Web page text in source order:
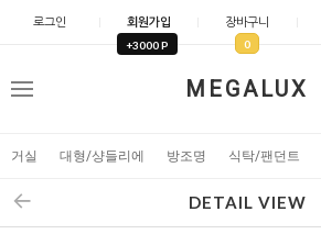
로그인 회원가입
+3000 P
장바구니
0
MEGALUX
메
거실 대형/샹들리에 방조명 식탁/팬던트
DETAIL VIEW